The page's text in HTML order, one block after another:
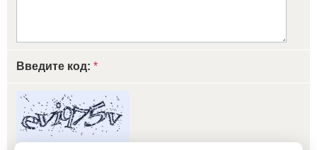
Введите код: *